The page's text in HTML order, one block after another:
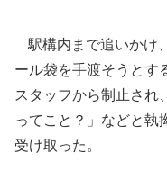
駅構内まで追いかけ
ール袋を手渡そうとす
スタッフから制止され
ってこと？」などと執
受け取った。